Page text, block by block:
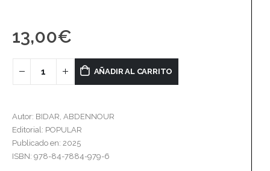
13,00€
AÑADIR AL CARRITO
Autor: BIDAR, ABDENNOUR
Editorial: POPULAR
Publicado en: 2025
ISBN: 978-84-7884-979-6